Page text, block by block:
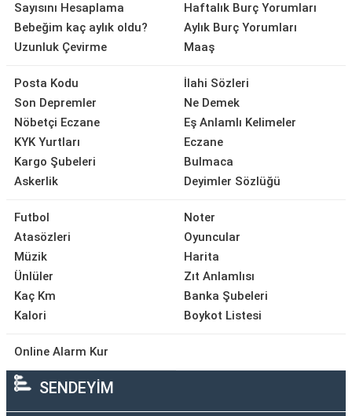
Sayısını Hesaplama
Bebeğim kaç aylık oldu?
Uzunluk Çevirme
Haftalık Burç Yorumları
Aylık Burç Yorumları
Maaş
Posta Kodu
Son Depremler
Nöbetçi Eczane
KYK Yurtları
Kargo Şubeleri
Askerlik
İlahi Sözleri
Ne Demek
Eş Anlamlı Kelimeler
Eczane
Bulmaca
Deyimler Sözlüğü
Futbol
Atasözleri
Müzik
Ünlüler
Kaç Km
Kalori
Noter
Oyuncular
Harita
Zıt Anlamlısı
Banka Şubeleri
Boykot Listesi
Online Alarm Kur
SENDEYİM